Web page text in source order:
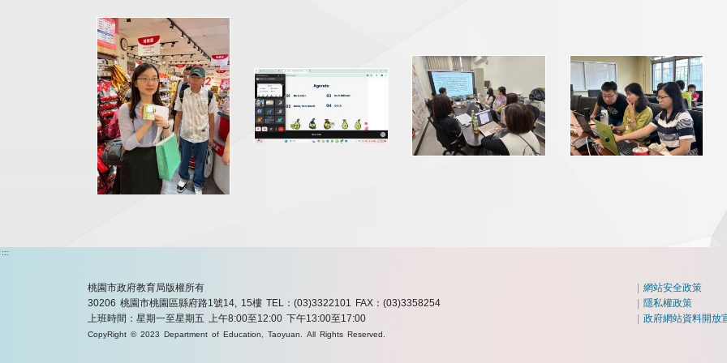
:::
桃園市政府教育局版權所有
30206 桃園市桃園區縣府路1號14, 15樓 TEL：(03)3322101
FAX：(03)3358254
上班時間：星期一至星期五 上午8:00至12:00 下午13:00至17:00
CopyRight © 2023 Department of Education, Taoyuan. All Rights Reserved.
|網站安全政策
|隱私權政策
|政府網站資料開放